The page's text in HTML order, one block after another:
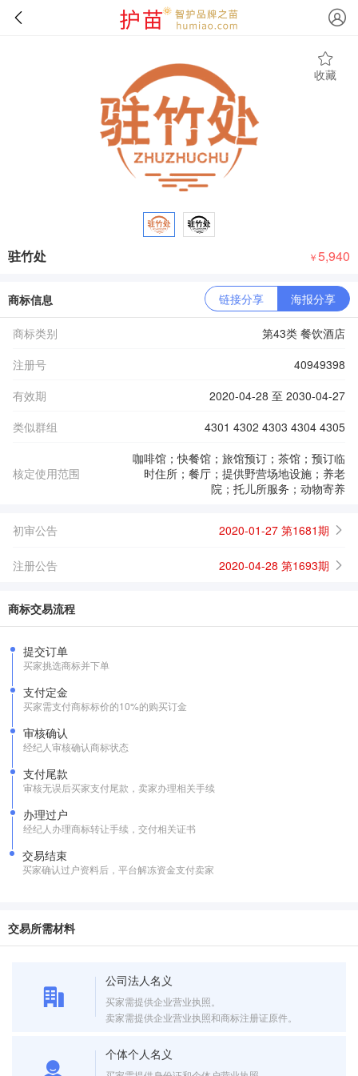
收藏
驻竹处 ￥5,940
商标信息 链接分享 海报分享
商标类别
第43类 餐饮酒店
注册号
40949398
有效期
2020-04-28 至 2030-04-27
类似群组
4301 4302 4303 4304 4305
核定使用范围
咖啡馆；快餐馆；旅馆预订；茶馆；预订临
时住所；餐厅；提供野营场地设施；养老
院；托儿所服务；动物寄养
初审公告 2020-01-27 第1681期
注册公告 2020-04-28 第1693期
商标交易流程
提交订单
买家挑选商标并下单
支付定金
买家需支付商标标价的10%的购买订金
审核确认
经纪人审核确认商标状态
支付尾款
审核无误后买家支付尾款，卖家办理相关手续
办理过户
经纪人办理商标转让手续，交付相关证书
交易结束
买家确认过户资料后，平台解冻资金支付卖家
交易所需材料
公司法人名义
买家需提供企业营业执照。
卖家需提供企业营业执照和商标注册证原件。
个体个人名义